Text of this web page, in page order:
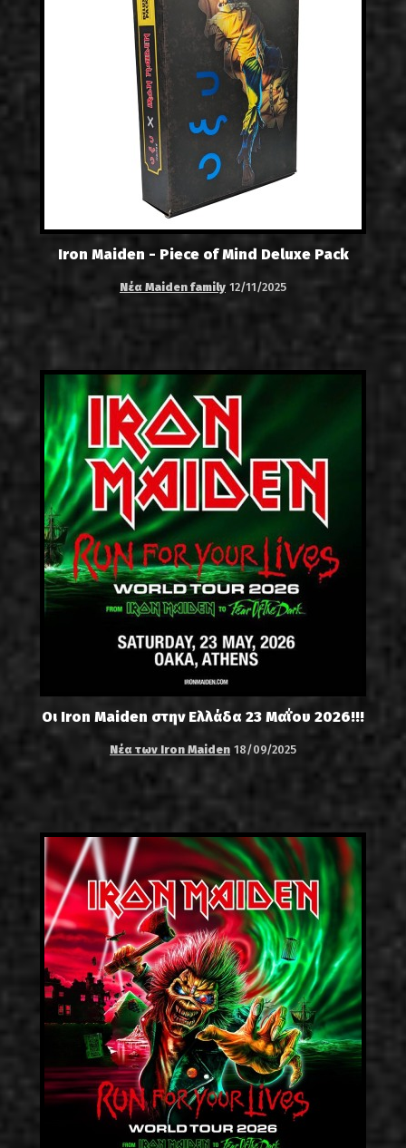
Iron Maiden - Piece of Mind Deluxe Pack
Νέα Maiden family 12/11/2025
Οι Iron Maiden στην Ελλάδα 23 Μαΐου 2026!!!
Νέα των Iron Maiden 18/09/2025